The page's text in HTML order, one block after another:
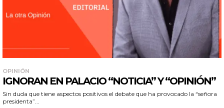
OPINIÓN
IGNORAN EN PALACIO “NOTICIA” Y “OPINIÓN”
Sin duda que tiene aspectos positivos el debate que ha provocado la “señora
presidenta”...